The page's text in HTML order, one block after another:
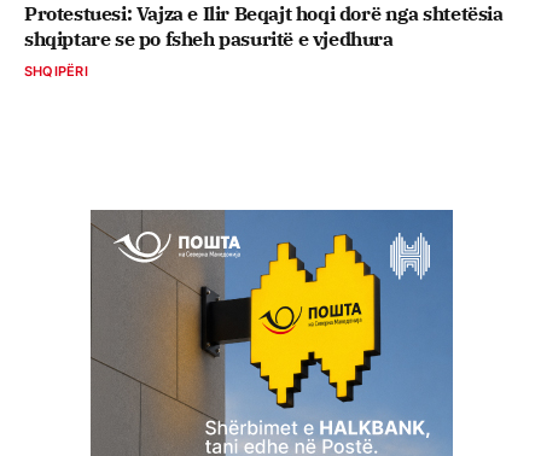
Protestuesi: Vajza e Ilir Beqajt hoqi dorë nga shtetësia
shqiptare se po fsheh pasuritë e vjedhura
SHQIPËRI